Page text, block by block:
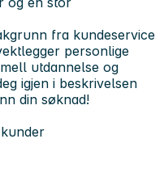
fra kundeservice
personlige
utdannelse og
igjen i beskrivelsen
din søknad!